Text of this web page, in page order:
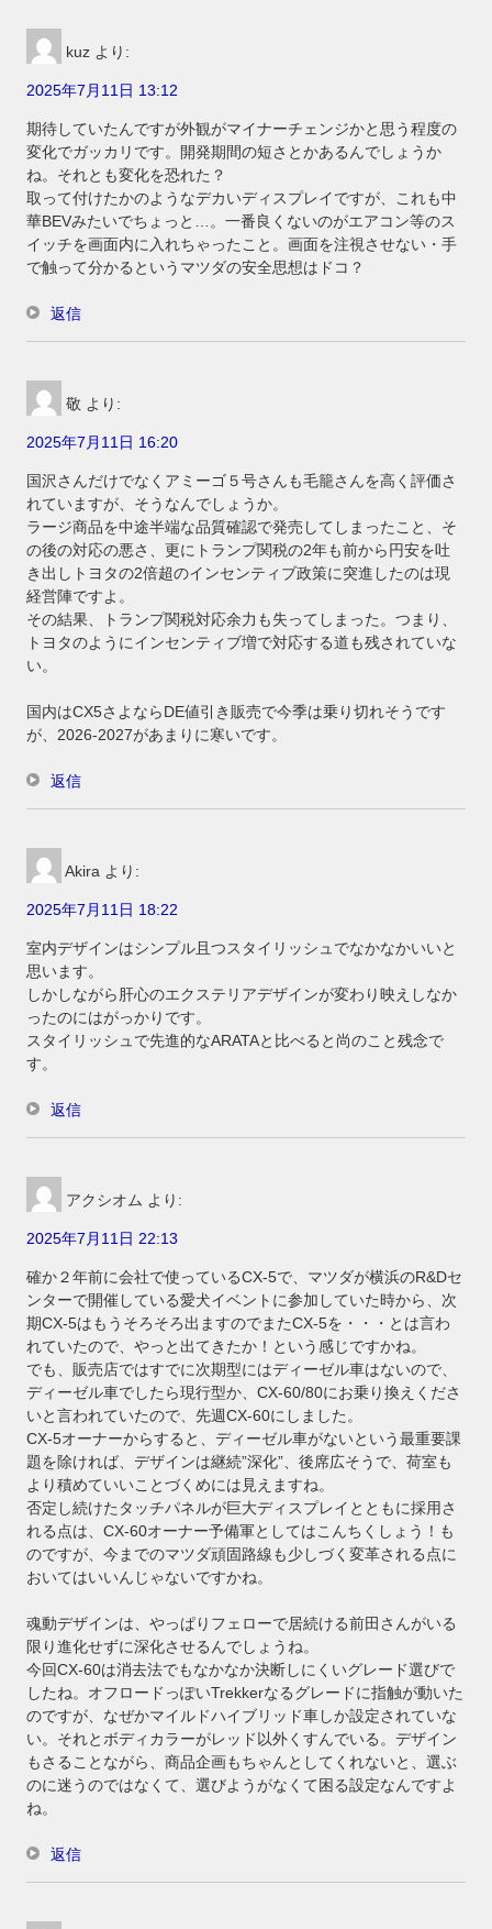
kuz より:
2025年7月11日 13:12
期待していたんですが外観がマイナーチェンジかと思う程度の
変化でガッカリです。開発期間の短さとかあるんでしょうか
ね。それとも変化を恐れた？
取って付けたかのようなデカいディスプレイですが、これも中
華BEVみたいでちょっと…。一番良くないのがエアコン等のス
イッチを画面内に入れちゃったこと。画面を注視させない・手
で触って分かるというマツダの安全思想はドコ？
返信
敬 より:
2025年7月11日 16:20
国沢さんだけでなくアミーゴ５号さんも毛籠さんを高く評価さ
れていますが、そうなんでしょうか。
ラージ商品を中途半端な品質確認で発売してしまったこと、そ
の後の対応の悪さ、更にトランプ関税の2年も前から円安を吐
き出しトヨタの2倍超のインセンティブ政策に突進したのは現
経営陣ですよ。
その結果、トランプ関税対応余力も失ってしまった。つまり、
トヨタのようにインセンティブ増で対応する道も残されていな
い。
国内はCX5さよならDE値引き販売で今季は乗り切れそうです
が、2026-2027があまりに寒いです。
返信
Akira より:
2025年7月11日 18:22
室内デザインはシンプル且つスタイリッシュでなかなかいいと
思います。
しかしながら肝心のエクステリアデザインが変わり映えしなか
ったのにはがっかりです。
スタイリッシュで先進的なARATAと比べると尚のこと残念で
す。
返信
アクシオム より:
2025年7月11日 22:13
確か２年前に会社で使っているCX-5で、マツダが横浜のR&Dセ
ンターで開催している愛犬イベントに参加していた時から、次
期CX-5はもうそろそろ出ますのでまたCX-5を・・・とは言わ
れていたので、やっと出てきたか！という感じですかね。
でも、販売店ではすでに次期型にはディーゼル車はないので、
ディーゼル車でしたら現行型か、CX-60/80にお乗り換えくださ
いと言われていたので、先週CX-60にしました。
CX-5オーナーからすると、ディーゼル車がないという最重要課
題を除ければ、デザインは継続”深化”、後席広そうで、荷室も
より積めていいことづくめには見えますね。
否定し続けたタッチパネルが巨大ディスプレイとともに採用さ
れる点は、CX-60オーナー予備軍としてはこんちくしょう！も
のですが、今までのマツダ頑固路線も少しづく変革される点に
おいてはいいんじゃないですかね。
魂動デザインは、やっぱりフェローで居続ける前田さんがいる
限り進化せずに深化させるんでしょうね。
今回CX-60は消去法でもなかなか決断しにくいグレード選びで
したね。オフロードっぽいTrekkerなるグレードに指触が動いた
のですが、なぜかマイルドハイブリッド車しか設定されていな
い。それとボディカラーがレッド以外くすんでいる。デザイン
もさることながら、商品企画もちゃんとしてくれないと、選ぶ
のに迷うのではなくて、選びようがなくて困る設定なんですよ
ね。
返信